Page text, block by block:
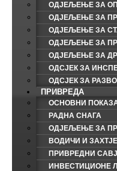
ОДЈЕЉЕЊЕ ЗА
ОДЈЕЉЕЊЕ ЗА
ОДЈЕЉЕЊЕ ЗА
ОДЈЕЉЕЊЕ ЗА
ОДЈЕЉЕЊЕ ЗА
ОДСЈЕК ЗА
ОДСЈЕК ЗА
ПРИВРЕДА
ОСНОВНИ
РАДНА СНАГА
ОДЈЕЉЕЊЕ ЗА
ВОДИЧИ И
ПРИВРЕДНИ
ИНВЕСТИЦИОНЕ